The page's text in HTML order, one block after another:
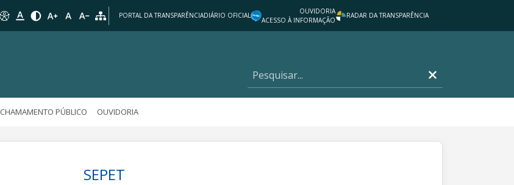
PORTAL DA TRANSPARÊNCIADIÁRIO OFICIAL
OUVIDORIA
ACESSO À INFORMAÇÃO
RADAR DA TRANSPARÊNCIA
CHAMAMENTO PÚBLICO OUVIDORIA
SEPET